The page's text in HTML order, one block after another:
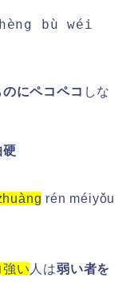
bù wéi
にペコペコ しな
rén méiyǒu
い 人は弱い者を